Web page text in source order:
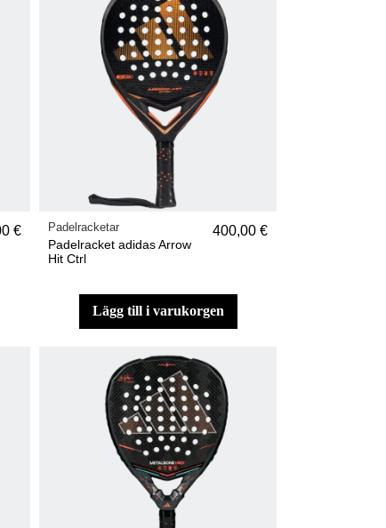
€ Padelracketar
Padelracket adidas Arrow
Hit Ctrl
400,00 €
lägg till i varukorgen